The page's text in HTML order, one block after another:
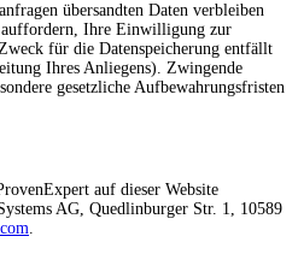
übersandten Daten verbleiben
auffordern, Ihre Einwilligung zur
für die Datenspeicherung entfällt
Ihres Anliegens). Zwingende
gesetzliche Aufbewahrungsfristen
auf dieser Website
AG, Quedlinburger Str. 1, 10589
.